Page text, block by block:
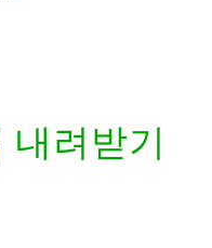
려받기